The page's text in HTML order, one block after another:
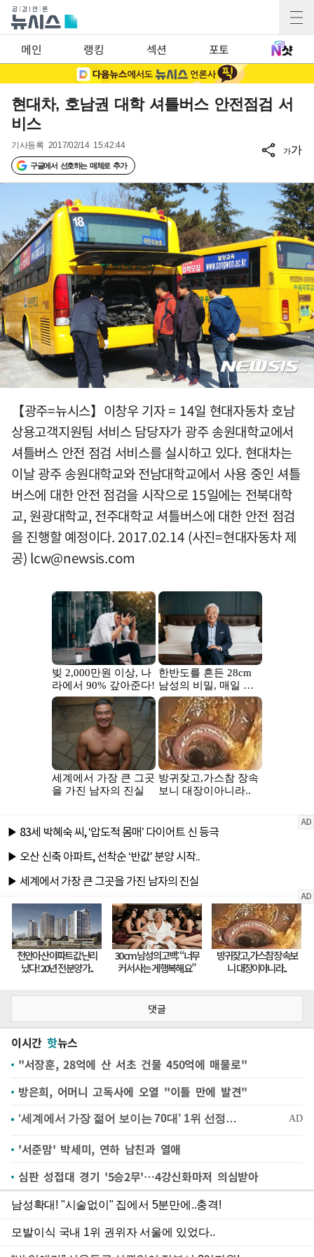
메인 랭킹 섹션 포토
현대차, 호남권 대학 셔틀버스 안전점검 서
비스
기사등록 2017/02/14 15:42:44
구글에서 선호하는 매체로 추가
가가
【광주=뉴시스】이창우 기자 = 14일 현대자동차 호남
상용고객지원팀 서비스 담당자가 광주 송원대학교에서
셔틀버스 안전 점검 서비스를 실시하고 있다. 현대차는
이날 광주 송원대학교와 전남대학교에서 사용 중인 셔틀
버스에 대한 안전 점검을 시작으로 15일에는 전북대학
교, 원광대학교, 전주대학교 셔틀버스에 대한 안전 점검
을 진행할 예정이다. 2017.02.14 (사진=현대자동차 제
공) lcw@newsis.com
댓글
이시간 핫뉴스
"서장훈, 28억에 산 서초 건물 450억에 매물로"
방은희, 어머니 고독사에 오열 "이틀 만에 발견"
'서준맘' 박세미, 연하 남친과 열애
심판 성접대 경기 '5승2무'…4강신화마저 의심받아